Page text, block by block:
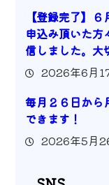
【登録完了】
申込み頂いた方
信しました。大
2026年6月
毎月２６日から
できます！
2026年5月